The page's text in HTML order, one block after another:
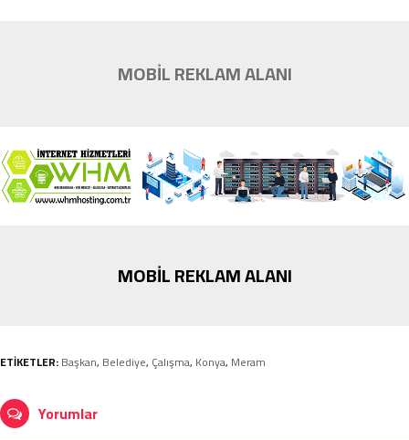
MOBİL REKLAM ALANI
MOBİL REKLAM ALANI
ETİKETLER:Başkan, Belediye, Çalışma, Konya, Meram
Yorumlar